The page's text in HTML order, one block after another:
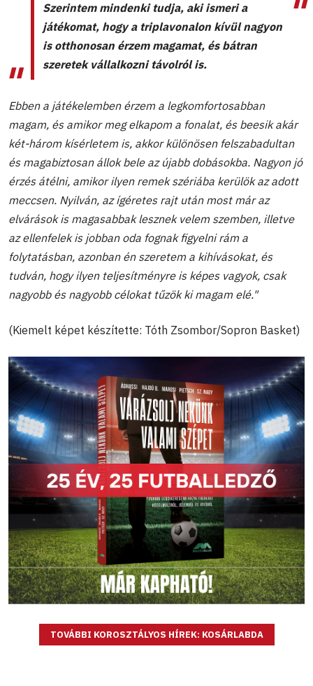
Szerintem mindenki tudja, aki ismeri a
játékomat, hogy a triplavonalon kívül nagyon
is otthonosan érzem magamat, és bátran
szeretek vállalkozni távolról is.
Ebben a játékelemben érzem a legkomfortosabban
magam, és amikor meg elkapom a fonalat, és beesik akár
két-három kísérletem is, akkor különösen felszabadultan
és magabiztosan állok bele az újabb dobásokba. Nagyon jó
érzés átélni, amikor ilyen remek szériába kerülök az adott
meccsen. Nyilván, az ígéretes rajt után most már az
elvárások is magasabbak lesznek velem szemben, illetve
az ellenfelek is jobban oda fognak figyelni rám a
folytatásban, azonban én szeretem a kihívásokat, és
tudván, hogy ilyen teljesítményre is képes vagyok, csak
nagyobb és nagyobb célokat tűzök ki magam elé."
(Kiemelt képet készítette: Tóth Zsombor/Sopron Basket)
TOVÁBBI KOROSZTÁLYOS HÍREK: KOSÁRLABDA